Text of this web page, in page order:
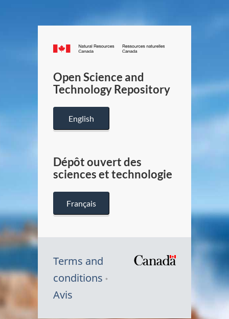
Canada.ca
/
Canada
Open Science and
Technology Repository
English
Dépôt ouvert des
sciences et technologie
Français
Terms and
conditions
Avis
Symbole